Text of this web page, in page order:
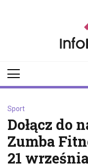
Sport
Dołącz do
Zumba
21